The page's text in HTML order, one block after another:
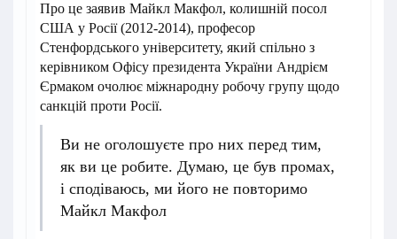
Про це заявив Майкл Макфол, колишній посол
США у Росії (2012-2014), професор
Стенфордського університету, який спільно з
керівником Офісу президента України Андрієм
Єрмаком очолює міжнародну робочу групу щодо
санкцій проти Росії.
Ви не оголошуєте про них перед тим,
як ви це робите. Думаю, це був промах,
і сподіваюсь, ми його не повторимо
Майкл Макфол